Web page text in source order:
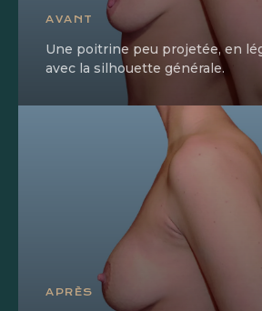
AVANT
Une poitrine peu projetée, en
avec la silhouette générale.
APRÈS